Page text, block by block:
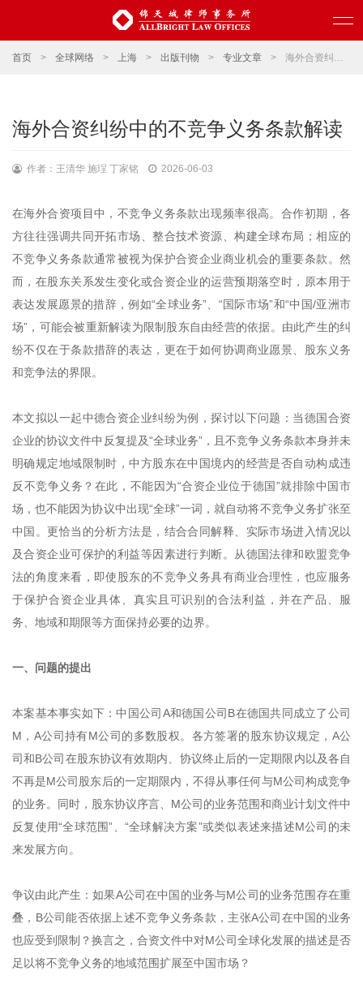
首页 > 全球网络 > 上海 > 出版刊物 > 专业文章 > 海外合资纠纷中的不竞争义务条款解读
海外合资纠纷中的不竞争义务条款解读
作者：王清华 施珵 丁家铭 2026-06-03
在海外合资项目中，不竞争义务条款出现频率很高。合作初期，各
方往往强调共同开拓市场、整合技术资源、构建全球布局；相应的
不竞争义务条款通常被视为保护合资企业商业机会的重要条款。然
而，在股东关系发生变化或合资企业的运营预期落空时，原本用于
表达发展愿景的措辞，例如“全球业务”、“国际市场”和“中国/亚洲市
场”，可能会被重新解读为限制股东自由经营的依据。由此产生的纠
纷不仅在于条款措辞的表达，更在于如何协调商业愿景、股东义务
和竞争法的界限。
本文拟以一起中德合资企业纠纷为例，探讨以下问题：当德国合资
企业的协议文件中反复提及“全球业务”，且不竞争义务条款本身并未
明确规定地域限制时，中方股东在中国境内的经营是否自动构成违
反不竞争义务？在此，不能因为“合资企业位于德国”就排除中国市
场，也不能因为协议中出现“全球”一词，就自动将不竞争义务扩张至
中国。更恰当的分析方法是，结合合同解释、实际市场进入情况以
及合资企业可保护的利益等因素进行判断。从德国法律和欧盟竞争
法的角度来看，即使股东的不竞争义务具有商业合理性，也应服务
于保护合资企业具体、真实且可识别的合法利益，并在产品、服
务、地域和期限等方面保持必要的边界。
一、问题的提出
本案基本事实如下：中国公司A和德国公司B在德国共同成立了公司
M，A公司持有M公司的多数股权。各方签署的股东协议规定，A公
司和B公司在股东协议有效期内、协议终止后的一定期限内以及各自
不再是M公司股东后的一定期限内，不得从事任何与M公司构成竞争
的业务。同时，股东协议序言、M公司的业务范围和商业计划文件中
反复使用“全球范围”、“全球解决方案”或类似表述来描述M公司的未
来发展方向。
争议由此产生：如果A公司在中国的业务与M公司的业务范围存在重
叠，B公司能否依据上述不竞争义务条款，主张A公司在中国的业务
也应受到限制？换言之，合资文件中对M公司全球化发展的描述是否
足以将不竞争义务的地域范围扩展至中国市场？